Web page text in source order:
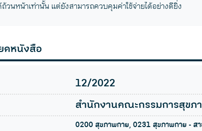
วนหน้าเท่านั้น แต่ยังสามารถควบคุมค่าใช้จ่ายได้อย่างดียิ่ง
ดหนังสือ
12/2022
สำนักงานคณะกรรมการสุขภ
0200 สุขภาพกาย, 0231 สุขภาพกาย - ส